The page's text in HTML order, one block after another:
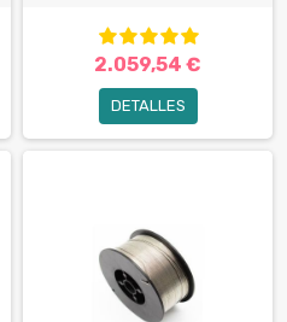
2.059,54 €
DETALLES